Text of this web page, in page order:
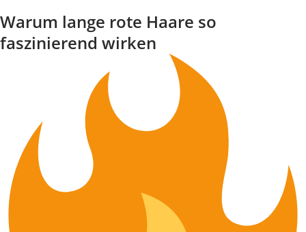
Warum lange rote Haare so
faszinierend wirken